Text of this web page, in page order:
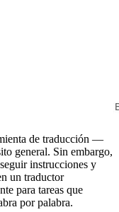
de traducción —
general. Sin embargo,
instrucciones y
un traductor
para tareas que
por palabra.